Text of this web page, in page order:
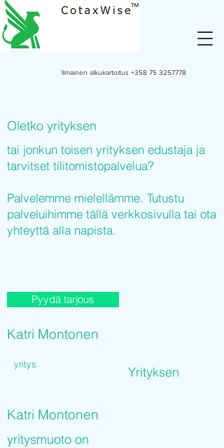
Ilmainen alkukartoitus +358 75 3257778
Oletko yrityksen
tai jonkun toisen yrityksen edustaja ja
tarvitset tilitomistopalvelua?
Palvelemme mielellämme. Tutustu
palveluihimme tällä verkkosivulla tai ota
yhteyttä alla napista.
Katri Montonen
Pyydä tarjous
yritys Yrityksen
Katri Montonen
yritysmuoto on